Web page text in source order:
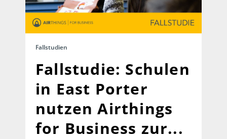
Fallstudien
Fallstudie: Schulen
in East Porter
nutzen Airthings
for Business zur...